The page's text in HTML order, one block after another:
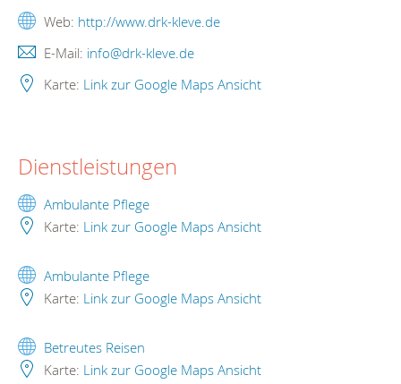
Web: http://www.drk-kleve.de
E-Mail: info@drk-kleve.de
Karte: Link zur Google Maps Ansicht
Dienstleistungen
Ambulante Pflege
Karte: Link zur Google Maps Ansicht
Ambulante Pflege
Karte: Link zur Google Maps Ansicht
Betreutes Reisen
Karte: Link zur Google Maps Ansicht